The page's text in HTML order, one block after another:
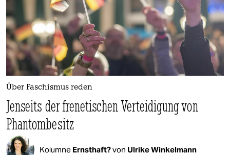
Über Faschismus reden
Jenseits der frenetischen Verteidigung von
Phantombesitz
Kolumne Ernsthaft?von Ulrike Winkelmann